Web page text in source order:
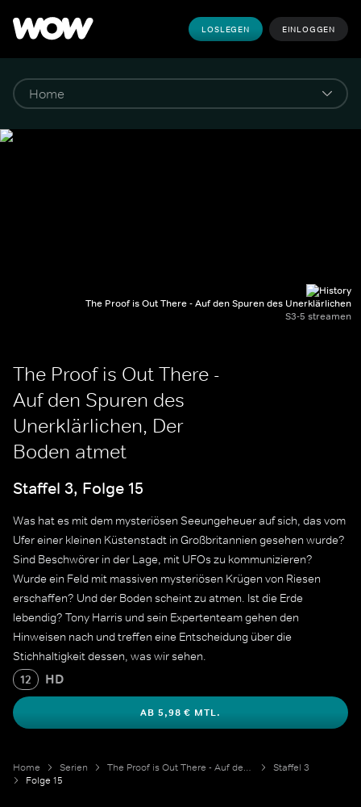
LOSLEGEN EINLOGGEN
The Proof is Out There - Auf den Spuren des Unerklärlichen
S3-5 streamen
The Proof is Out There -
Auf den Spuren des
Unerklärlichen, Der
Boden atmet
Staffel 3, Folge 15
Was hat es mit dem mysteriösen Seeungeheuer auf sich, das vom
Ufer einer kleinen Küstenstadt in Großbritannien gesehen wurde?
Sind Beschwörer in der Lage, mit UFOs zu kommunizieren?
Wurde ein Feld mit massiven mysteriösen Krügen von Riesen
erschaffen? Und der Boden scheint zu atmen. Ist die Erde
lebendig? Tony Harris und sein Expertenteam gehen den
Hinweisen nach und treffen eine Entscheidung über die
Stichhaltigkeit dessen, was wir sehen.
12
HD
AB 5,98 € MTL.
Home Serien The Proof is Out There - Auf den Spuren des Unerklärlichen
Staffel 3
Folge 15